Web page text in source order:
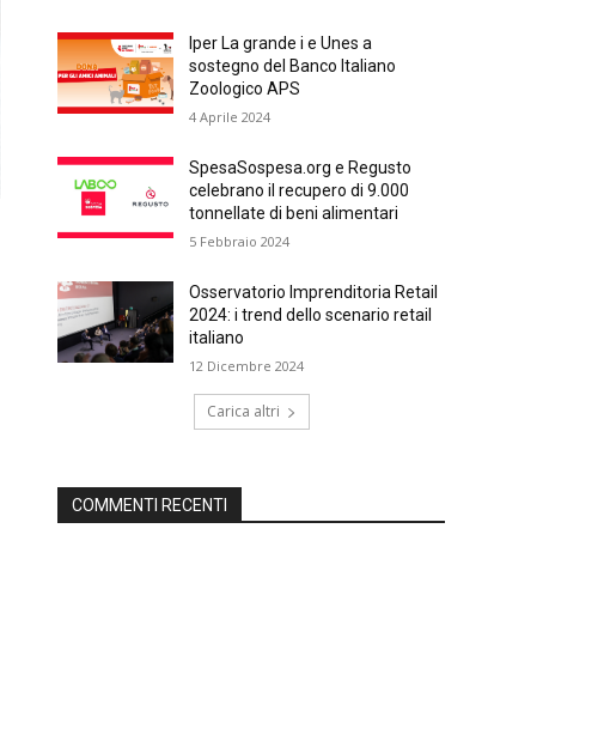
Iper La grande i e Unes a
sostegno del Banco Italiano
Zoologico APS
4 Aprile 2024
SpesaSospesa.org e Regusto
celebrano il recupero di 9.000
tonnellate di beni alimentari
5 Febbraio 2024
Osservatorio Imprenditoria Retail
2024: i trend dello scenario retail
italiano
12 Dicembre 2024
Carica altri
COMMENTI RECENTI